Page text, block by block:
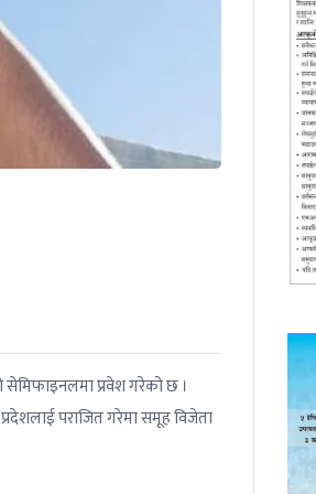
सेमिफाइनलमा प्रवेश गरेको छ ।
पराजित गरेमा समूह विजेता